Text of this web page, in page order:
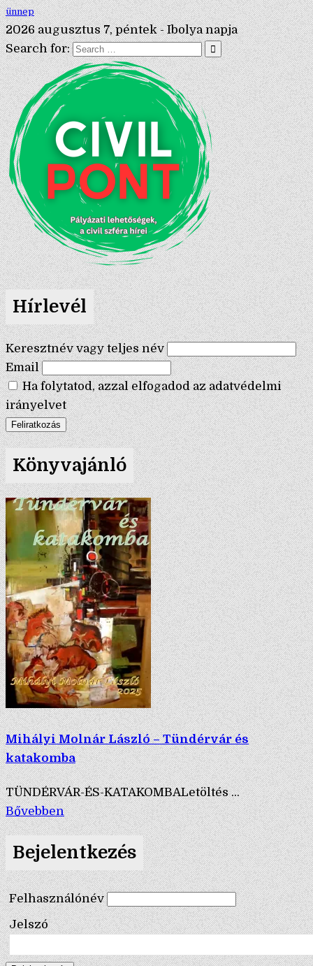
ünnep
2026 augusztus 7, péntek - Ibolya napja
Search for:
Hírlevél
Keresztnév vagy teljes név
Email
Ha folytatod, azzal elfogadod az adatvédelmi
irányelvet
Könyvajánló
Mihályi Molnár László – Tündérvár és
katakomba
TÜNDÉRVÁR-ÉS-KATAKOMBALetöltés ...
Bővebben
Bejelentkezés
Felhasználónév
Jelszó